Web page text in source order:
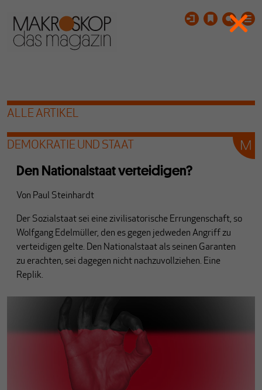
ALLE ARTIKEL
DEMOKRATIE UND STAAT
Den Nationalstaat verteidigen?
Von Paul Steinhardt
Der Sozialstaat sei eine zivilisatorische Errungenschaft, so
Wolfgang Edelmüller, den es gegen jedweden Angriff zu
verteidigen gelte. Den Nationalstaat als seinen Garanten
zu erachten, sei dagegen nicht nachzuvollziehen. Eine
Replik.